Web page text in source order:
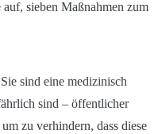
sieben Maßnahmen zum
sind eine medizinisch
sind – öffentlicher
zu verhindern, dass diese